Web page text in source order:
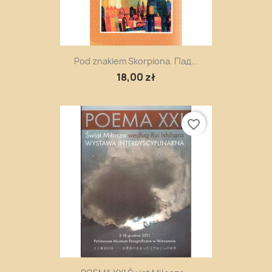
Pod znakiem Skorpiona. Пaд...
18,00 zł
favorite_border